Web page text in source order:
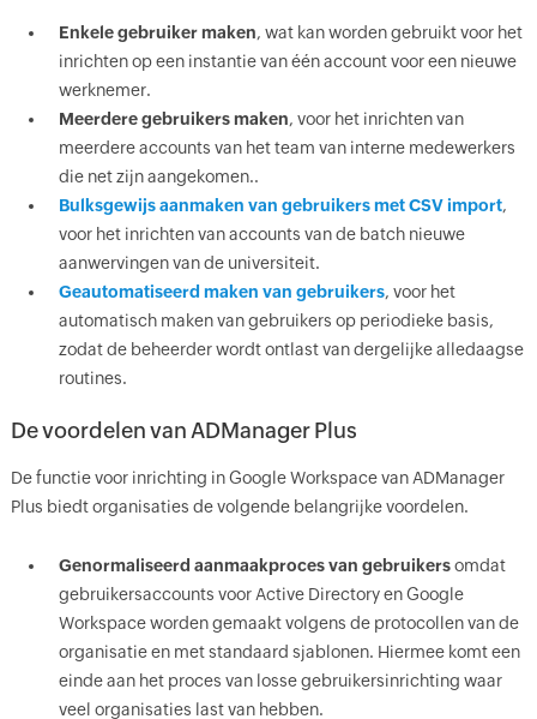
Enkele gebruiker maken, wat kan worden gebruikt voor het
inrichten op een instantie van één account voor een nieuwe
werknemer.
Meerdere gebruikers maken, voor het inrichten van
meerdere accounts van het team van interne medewerkers
die net zijn aangekomen..
Bulksgewijs aanmaken van gebruikers met CSV import,
voor het inrichten van accounts van de batch nieuwe
aanwervingen van de universiteit.
Geautomatiseerd maken van gebruikers, voor het
automatisch maken van gebruikers op periodieke basis,
zodat de beheerder wordt ontlast van dergelijke alledaagse
routines.
De voordelen van ADManager Plus
De functie voor inrichting in Google Workspace van ADManager
Plus biedt organisaties de volgende belangrijke voordelen.
Genormaliseerd aanmaakproces van gebruikersomdat
gebruikersaccounts voor Active Directory en Google
Workspace worden gemaakt volgens de protocollen van de
organisatie en met standaard sjablonen. Hiermee komt een
einde aan het proces van losse gebruikersinrichting waar
veel organisaties last van hebben.